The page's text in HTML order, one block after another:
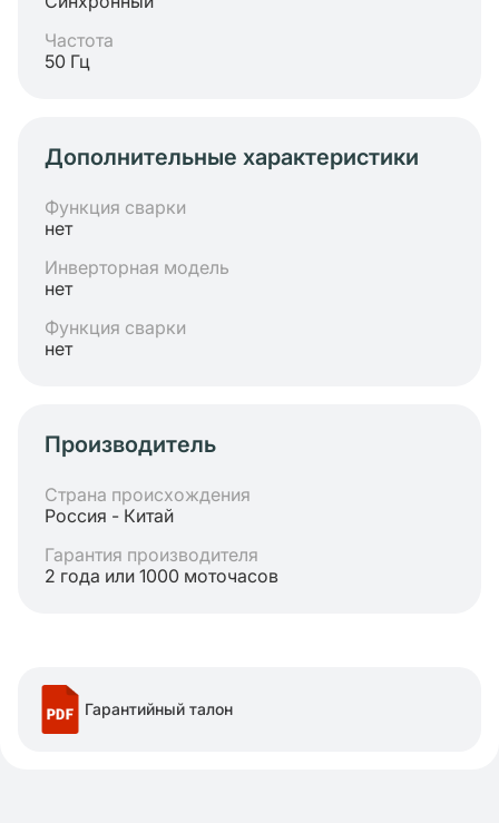
Частота
50 Гц
Дополнительные характеристики
Функция сварки
нет
Инверторная модель
нет
Функция сварки
нет
Производитель
Страна происхождения
Россия - Китай
Гарантия производителя
2 года или 1000 моточасов
Гарантийный талон